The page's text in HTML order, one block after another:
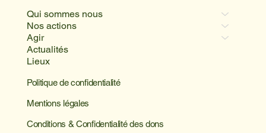
Qui sommes nous
Nos actions
Agir
Actualités
Lieux
Politique de confidentialité
Mentions légales
Conditions & Confidentialité des dons